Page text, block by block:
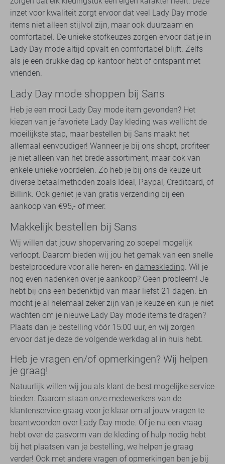
inzet voor kwaliteit zorgt ervoor dat veel Lady Day mode
items niet alleen stijlvol zijn, maar ook duurzaam en
comfortabel. De unieke stofkeuzes zorgen ervoor dat je in
Lady Day mode altijd opvalt en comfortabel blijft. Zelfs
als je een drukke dag op kantoor hebt of ontspant met
vrienden.
Lady Day mode shoppen bij Sans
Heb je een mooi Lady Day mode item gevonden? Het
kiezen van je favoriete Lady Day kleding was wellicht de
moeilijkste stap, maar bestellen bij Sans maakt het
allemaal eenvoudiger! Wanneer je bij ons shopt, profiteer
je niet alleen van het brede assortiment, maar ook van
enkele unieke voordelen. Zo heb je bij ons de keuze uit
diverse betaalmethoden zoals Ideal, Paypal, Creditcard, of
Billink. Ook geniet je van gratis verzending bij een
aankoop van €95,- of meer.
Makkelijk bestellen bij Sans
Wij willen dat jouw shopervaring zo soepel mogelijk
verloopt. Daarom bieden wij jou het gemak van een snelle
bestelprocedure voor alle heren- en dameskleding. Wil je
nog even nadenken over je aankoop? Geen probleem! Je
hebt bij ons een bedenktijd van maar liefst 21 dagen. En
mocht je al helemaal zeker zijn van je keuze en kun je niet
wachten om je nieuwe Lady Day mode items te dragen?
Plaats dan je bestelling vóór 15:00 uur, en wij zorgen
ervoor dat je deze de volgende werkdag al in huis hebt.
Heb je vragen en/of opmerkingen? Wij helpen
je graag!
Natuurlijk willen wij jou als klant de best mogelijke service
bieden. Daarom staan onze medewerkers van de
klantenservice graag voor je klaar om al jouw vragen te
beantwoorden over Lady Day mode. Of je nu een vraag
hebt over de pasvorm van de kleding of hulp nodig hebt
bij het plaatsen van je bestelling, we helpen je graag
verder! Ook met andere vragen of opmerkingen ben je bij